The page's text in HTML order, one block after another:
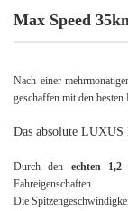
Max Speed
Nach einer
geschaffen mit den
Das absolute
Durch den echten
Fahreigenschaften.
Die